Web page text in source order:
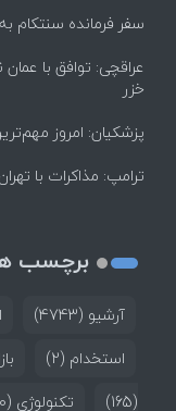
سفر فرمانده سنتکام
خزر
پزشکیان: امروز
ترامپ: مذاکرات با
برچسب
آرشیو (4743)
استخدام (2)
(165)
تکنولوژی (180)